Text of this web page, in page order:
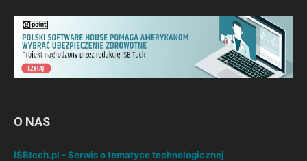
O NAS
ISBtech.pl - Serwis o tematyce technologicznej